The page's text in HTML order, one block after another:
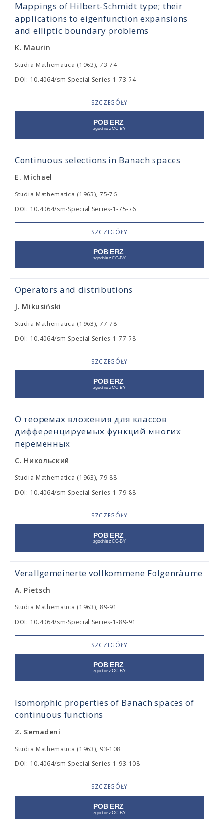
Mappings of Hilbert-Schmidt type; their
applications to eigenfunction expansions
and elliptic boundary problems
K. Maurin
Studia Mathematica (1963), 73-74
DOI: 10.4064/sm-Special Series-1-73-74
SZCZEGÓŁY
Continuous selections in Banach spaces
E. Michael
Studia Mathematica (1963), 75-76
DOI: 10.4064/sm-Special Series-1-75-76
SZCZEGÓŁY
Operators and distributions
J. Mikusiński
Studia Mathematica (1963), 77-78
DOI: 10.4064/sm-Special Series-1-77-78
SZCZEGÓŁY
О теоремах вложения для классов
дифференцируемых функций многих
переменных
С. Никольский
Studia Mathematica (1963), 79-88
DOI: 10.4064/sm-Special Series-1-79-88
SZCZEGÓŁY
Verallgemeinerte vollkommene Folgenräume
A. Pietsch
Studia Mathematica (1963), 89-91
DOI: 10.4064/sm-Special Series-1-89-91
SZCZEGÓŁY
Isomorphic properties of Banach spaces of
continuous functions
Z. Semadeni
Studia Mathematica (1963), 93-108
DOI: 10.4064/sm-Special Series-1-93-108
SZCZEGÓŁY